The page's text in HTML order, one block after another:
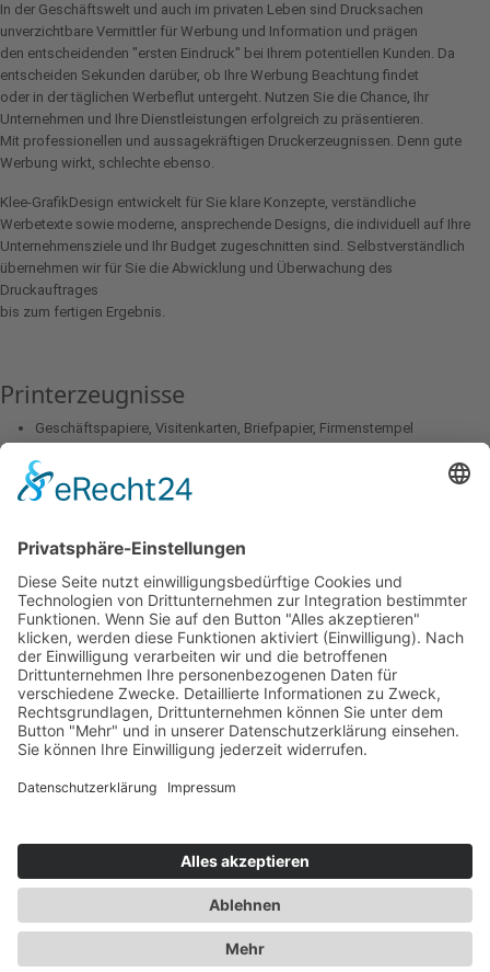
In der Geschäftswelt und auch im privaten Leben sind Drucksachen
unverzichtbare Vermittler für Werbung und Information und prägen
den entscheidenden "ersten Eindruck" bei Ihrem potentiellen Kunden. Da
entscheiden Sekunden darüber, ob Ihre Werbung Beachtung findet
oder in der täglichen Werbeflut untergeht. Nutzen Sie die Chance, Ihr
Unternehmen und Ihre Dienstleistungen erfolgreich zu präsentieren.
Mit professionellen und aussagekräftigen Druckerzeugnissen. Denn gute
Werbung wirkt, schlechte ebenso.
Klee-GrafikDesign entwickelt für Sie klare Konzepte, verständliche
Werbetexte sowie moderne, ansprechende Designs, die individuell auf Ihre
Unternehmensziele und Ihr Budget zugeschnitten sind. Selbstverständlich
übernehmen wir für Sie die Abwicklung und Überwachung des
Druckauftrages
bis zum fertigen Ergebnis.
Printerzeugnisse
Geschäftspapiere, Visitenkarten, Briefpapier, Firmenstempel
Zeitschriften, Kataloge, Prospekte
Flyer, Folder, Faltblätter, Handzettel, Werbeplakate, Poster, Aufkleber &
Anzeigen, Imageanzeigen, Messe-Anzeigen, Stellenanzeigen
Schilder, Fahrzeugbeschriftungen
Messeausstattung, Banner & Planen, Aufsteller, Displays, großformatige
Prints, Rollup-Systeme, Kundenstopper, Werbefahnen
Postkarten, Einladungen, Eventbeschilderung, Eventgrafiken
Datenschutzerklärung
© 2026 Klee GrafikDesign